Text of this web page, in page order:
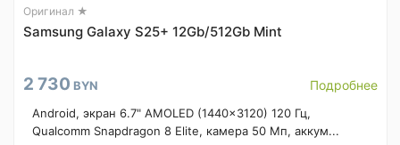
Оригинал ★
Samsung Galaxy S25+ 12Gb/512Gb Mint
2 730 BYN Подробнее
Android, экран 6.7" AMOLED (1440x3120) 120 Гц,
Qualcomm Snapdragon 8 Elite, камера 50 Мп, аккум...